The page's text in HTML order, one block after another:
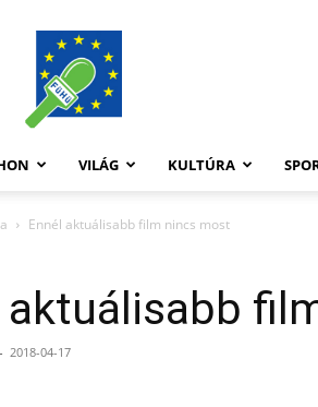
FüHü
VILÁG KULTÚRA
Ennél aktuálisabb film nincs most
aktuálisabb
- 2018-04-17